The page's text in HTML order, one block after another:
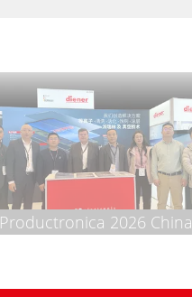
Productronica 2026 China